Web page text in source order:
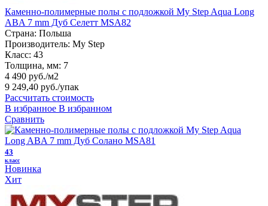
Каменно-полимерные полы с подложкой My Step Aqua Long
ABA 7 mm Дуб Селетт MSA82
Страна: Польша
Производитель: My Step
Класс: 43
Толщина, мм: 7
4 490 руб./м2
9 249,40 руб./упак
Рассчитать стоимость
В избранное В избранном
Сравнить
43
класс
Новинка
Хит